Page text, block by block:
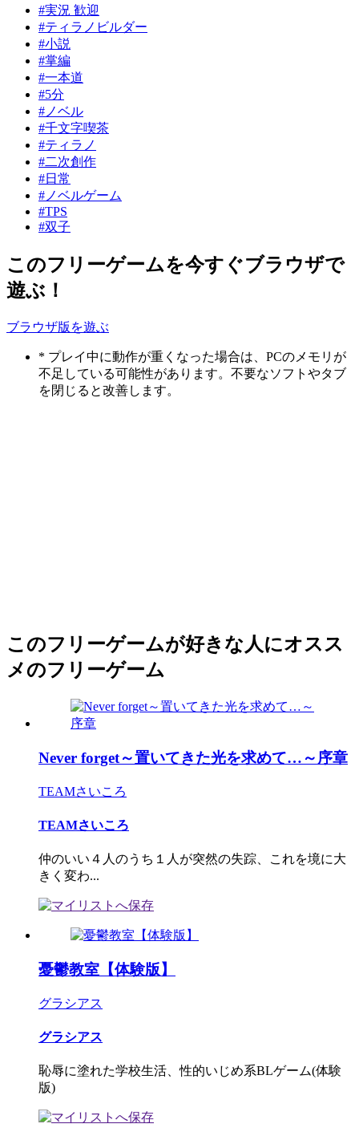
#実況 歓迎
#ティラノビルダー
#小説
#掌編
#一本道
#5分
#ノベル
#千文字喫茶
#ティラノ
#二次創作
#日常
#ノベルゲーム
#TPS
#双子
このフリーゲームを今すぐブラウザで
遊ぶ！
ブラウザ版を遊ぶ
* プレイ中に動作が重くなった場合は、PCのメモリが
不足している可能性があります。不要なソフトやタブ
を閉じると改善します。
このフリーゲームが好きな人にオスス
メのフリーゲーム
Never forget～置いてきた光を求めて…～序章
TEAMさいころ
TEAMさいころ
仲のいい４人のうち１人が突然の失踪、これを境に大
きく変わ...
憂鬱教室【体験版】
グラシアス
グラシアス
恥辱に塗れた学校生活、性的いじめ系BLゲーム(体験
版)